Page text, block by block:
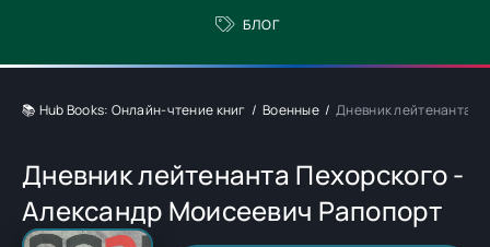
БЛОГ
📚 Hub Books: Онлайн-чтение книг Военные Дневник лейтенанта
Дневник лейтенанта Пехорского -
Александр Моисеевич Рапопорт